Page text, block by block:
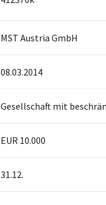
MST Austria GmbH
08.03.2014
Gesellschaft mit
EUR 10.000
31.12.